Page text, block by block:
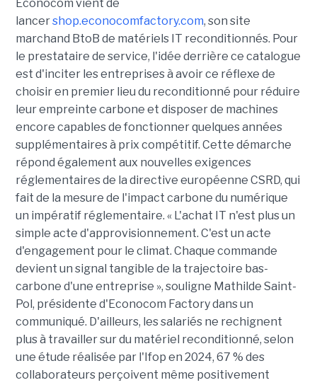
Econocom vient de
lancershop.econocomfactory.com, son site
marchand BtoB de matériels IT reconditionnés. Pour
le prestataire de service, l'idée derrière ce catalogue
est d'inciter les entreprises à avoir ce réflexe de
choisir en premier lieu du reconditionné pour réduire
leur empreinte carbone et disposer de machines
encore capables de fonctionner quelques années
supplémentaires à prix compétitif. Cette démarche
répond également aux nouvelles exigences
réglementaires de la directive européenne CSRD, qui
fait de la mesure de l'impact carbone du numérique
un impératif réglementaire. « L'achat IT n'est plus un
simple acte d'approvisionnement. C'est un acte
d'engagement pour le climat. Chaque commande
devient un signal tangible de la trajectoire bas-
carbone d'une entreprise », souligne Mathilde Saint-
Pol, présidente d'Econocom Factory dans un
communiqué. D'ailleurs, les salariés ne rechignent
plus à travailler sur du matériel reconditionné, selon
une étude réalisée par l'Ifop en 2024, 67 % des
collaborateurs perçoivent même positivement